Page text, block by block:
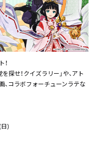
探せ！クイズラリー」や、アト
、コラボフォーチューンラテな
)